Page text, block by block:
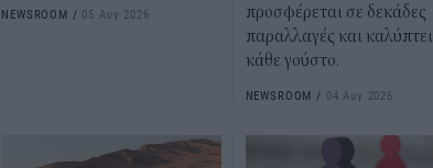
NEWSROOM / 05 Αυγ 2026
προσφέρεται σε δεκάδες
παραλλαγές και καλύπτει
κάθε γούστο.
NEWSROOM / 04 Αυγ 2026